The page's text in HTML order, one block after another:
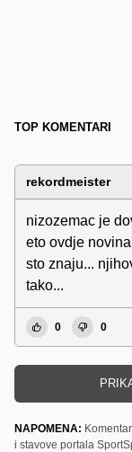
TOP KOMENTARI
rekordmeister
nizozemac je
eto ovdje
sto znaju...
tako...
0 0
NAPOMENA:
i stavove portala